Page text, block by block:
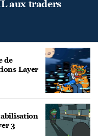
aux traders
de
Layer
3